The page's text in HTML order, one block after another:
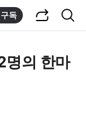
구독
명의 한마